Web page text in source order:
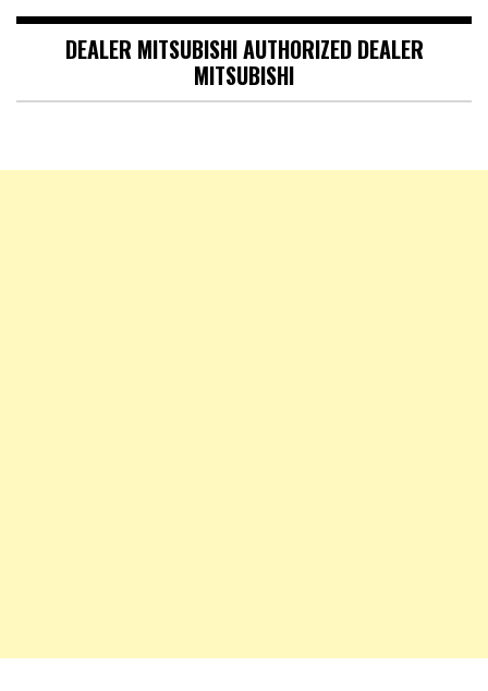
DEALER MITSUBISHI AUTHORIZED DEALER
MITSUBISHI